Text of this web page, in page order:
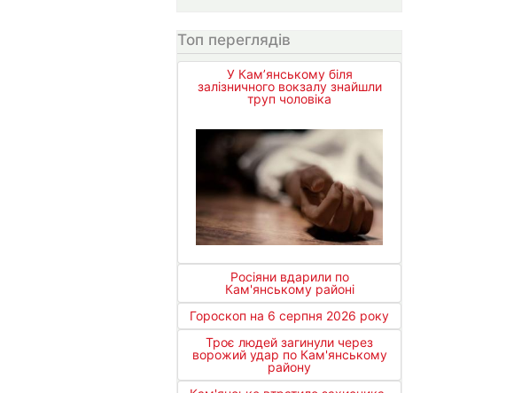
Топ переглядів
У Кам’янському біля
залізничного вокзалу знайшли
труп чоловіка
Росіяни вдарили по
Кам'янському районі
Гороскоп на 6 серпня 2026 року
Троє людей загинули через
ворожий удар по Кам'янському
району